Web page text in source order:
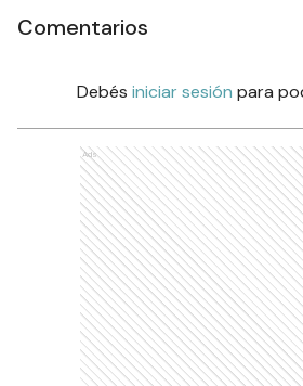
Comentarios
Debés iniciar sesión para
Ads